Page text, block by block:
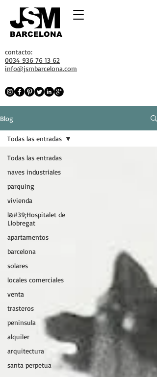
BARCELONA
contacto:
0034 936 76 13 62
info@jsmbarcelona.com
Blog
Todas las entradas
naves industriales
parquing
vivienda
l&#39;Hospitalet de
Llobregat
apartamentos
barcelona
solares
locales comerciales
venta
trasteros
peninsula
alquiler
arquitectura
santa perpetua
Todas las entradas